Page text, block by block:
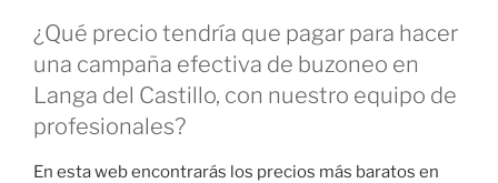
¿Qué precio tendría que pagar para hacer
una campaña efectiva de buzoneo en
Langa del Castillo, con nuestro equipo de
profesionales?
En esta web encontrarás los precios más baratos en